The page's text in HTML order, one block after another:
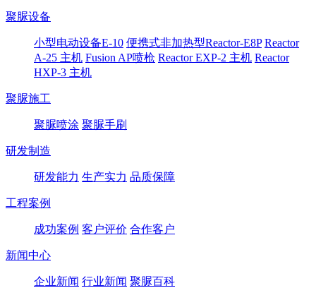
聚脲设备
小型电动设备E-10 便携式非加热型Reactor-E8P Reactor
A-25 主机 Fusion AP喷枪 Reactor EXP-2 主机 Reactor
HXP-3 主机
聚脲施工
聚脲喷涂 聚脲手刷
研发制造
研发能力 生产实力 品质保障
工程案例
成功案例 客户评价 合作客户
新闻中心
企业新闻 行业新闻 聚脲百科